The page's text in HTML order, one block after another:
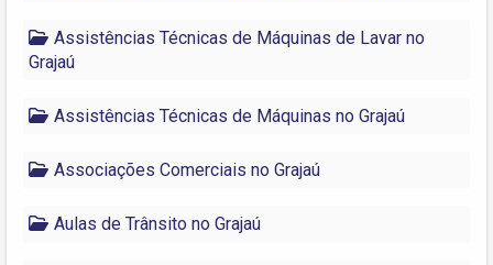
Assistências Técnicas de Máquinas de Lavar no
Grajaú
Assistências Técnicas de Máquinas no Grajaú
Associações Comerciais no Grajaú
Aulas de Trânsito no Grajaú